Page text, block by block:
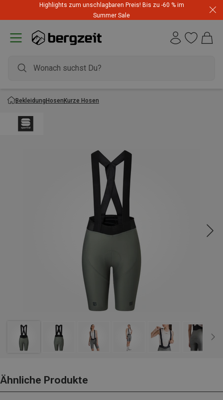
Highlights zum unschlagbaren Preis! Bis zu -60 % im
Summer Sale
BekleidungHosenKurze Hosen
Ähnliche Produkte